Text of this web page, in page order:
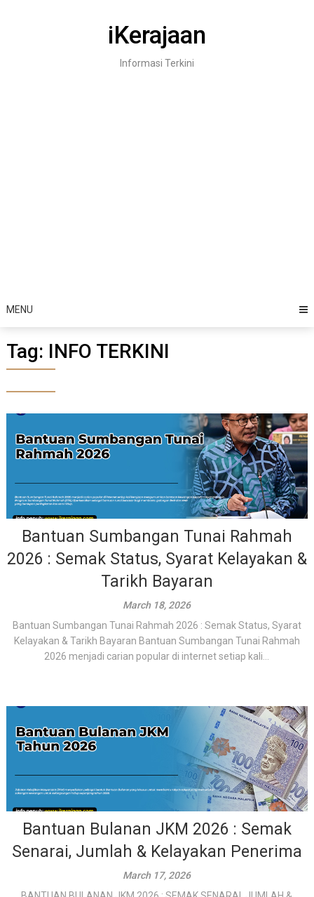
iKerajaan
Informasi Terkini
MENU
Tag: INFO TERKINI
Bantuan Sumbangan Tunai Rahmah
2026 : Semak Status, Syarat Kelayakan &
Tarikh Bayaran
March 18, 2026
Bantuan Sumbangan Tunai Rahmah 2026 : Semak Status, Syarat
Kelayakan & Tarikh Bayaran Bantuan Sumbangan Tunai Rahmah
2026 menjadi carian popular di internet setiap kali...
Bantuan Bulanan JKM 2026 : Semak
Senarai, Jumlah & Kelayakan Penerima
March 17, 2026